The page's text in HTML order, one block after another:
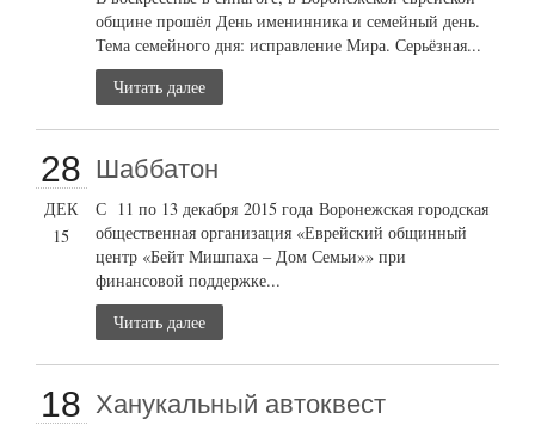
общине прошёл День именинника и семейный день.
Тема семейного дня: исправление Мира. Серьёзная...
Читать далее
28
ДЕК
15
Шаббатон
С 11 по 13 декабря 2015 года Воронежская городская
общественная организация «Еврейский общинный
центр «Бейт Мишпаха – Дом Семьи»» при
финансовой поддержке...
Читать далее
18 Ханукальный автоквест